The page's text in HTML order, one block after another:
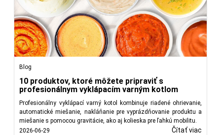
Blog
10 produktov, ktoré môžete pripraviť s
profesionálnym vyklápacím varným kotlom
Profesionálny vyklápací varný kotol kombinuje riadené ohrievanie,
automatické miešanie, nakláňanie pre vyprázdňovanie produktu a
miešanie s pomocou gravitácie, ako aj kolieska pre ľahkú mobilitu.
2026-06-29
Čítať viac